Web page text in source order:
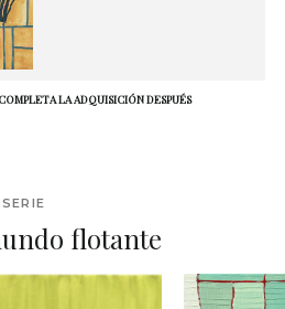
LA ADQUISICIÓN DESPUÉS
flotante